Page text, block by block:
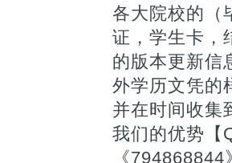
各大院校的（
证，学生卡，
的版本更新信
外学历文凭的
并在时间收集
我们的优势【
《